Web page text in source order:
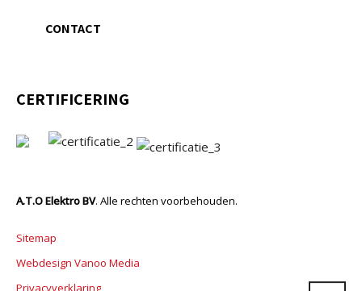
CONTACT
CERTIFICERING
A.T.O Elektro BV. Alle rechten voorbehouden.
Sitemap
Webdesign Vanoo Media
Privacyverklaring